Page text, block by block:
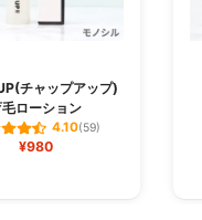
チャップアップ)
ローション
4.10(59)
¥980